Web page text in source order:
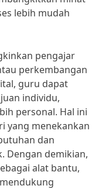
lebih mudah
pengajar
perkembangan
guru dapat
individu,
personal. Hal ini
yang menekankan
dan
Dengan demikian,
alat bantu,